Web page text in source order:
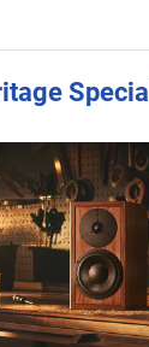
Special